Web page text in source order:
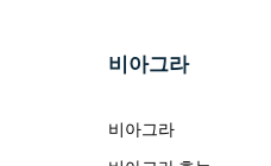
비아그라
비아그라